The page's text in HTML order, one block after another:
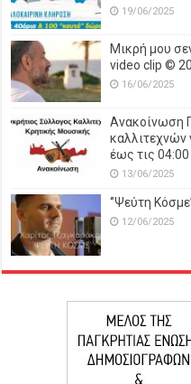
19/06/2025
Μικρή μου
video clip ©
16/06/2025
Ανακοίνωση
καλλιτεχνών
έως τις 04:00
13/06/2025
‘’Ψεύτη
12/06/2025